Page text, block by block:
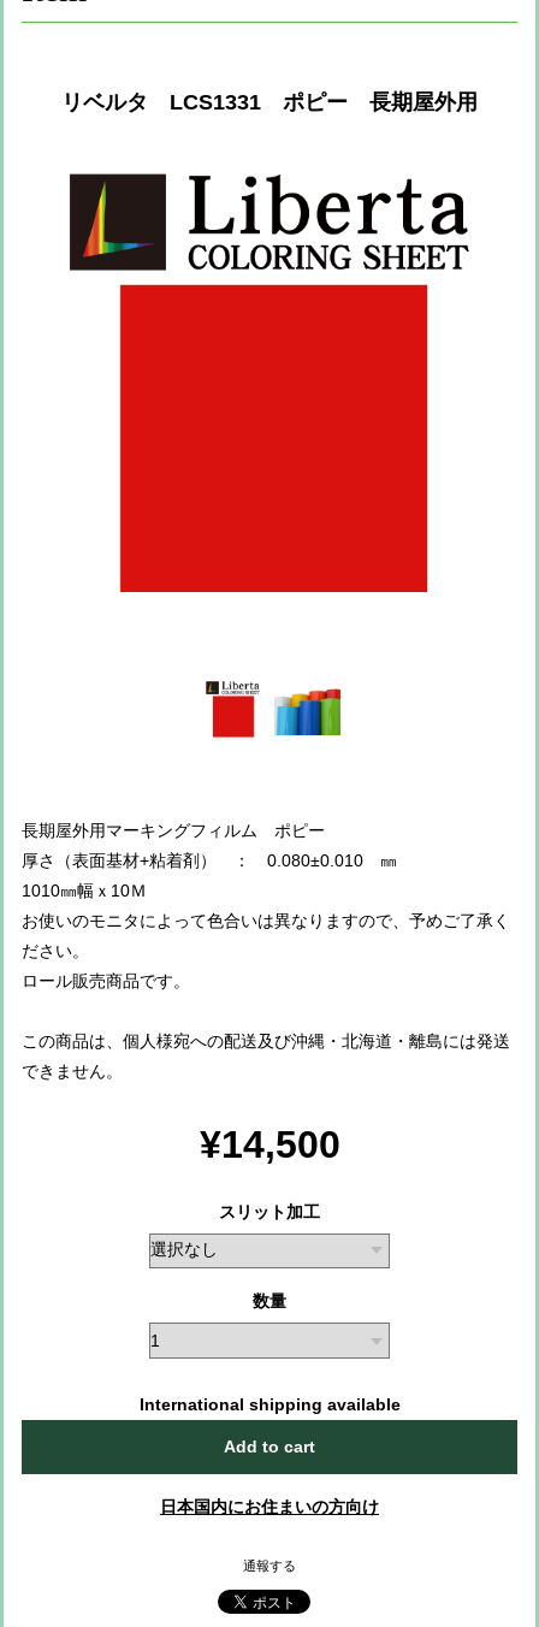
リベルタ LCS1331 ポピー 長期屋外用
長期屋外用マーキングフィルム ポピー
厚さ（表面基材+粘着剤） ： 0.080±0.010 ㎜
1010㎜幅ｘ10Ｍ
お使いのモニタによって色合いは異なりますので、予めご了承く
ださい。
ロール販売商品です。
この商品は、個人様宛への配送及び沖縄・北海道・離島には発送
できません。
¥14,500
スリット加工
数量
International shipping available
Add to cart
日本国内にお住まいの方向け
通報する